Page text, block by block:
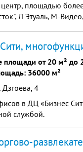
площадью
Л Этуаль, М-
площади от 20 м² до
36000 м²
Дзгоева, 4
в ДЦ «Бизнес
службой.